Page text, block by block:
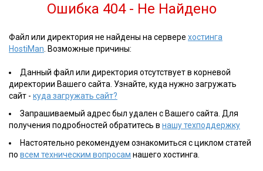
Ошибка 404 - Не Найдено
Файл или директория не найдены на сервере хостинга
HostiMan . Возможные причины:
Данный файл или директория отсутствует в корневой
директории Вашего сайта. Узнайте, куда нужно загружать
сайт - куда загружать сайт?
Запрашиваемый адрес был удален с Вашего сайта. Для
получения подробностей обратитесь в нашу техподдержку
Настоятельно рекомендуем ознакомиться с циклом статей
по всем техническим вопросам нашего хостинга.